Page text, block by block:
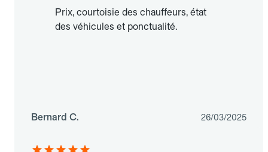
Prix, courtoisie des chauffeurs, état
des véhicules et ponctualité.
Bernard C. 26/03/2025